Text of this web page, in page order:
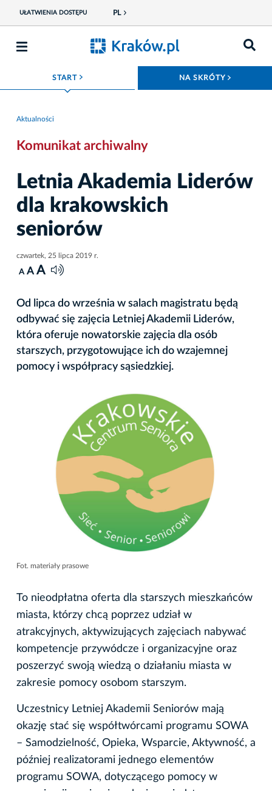
UŁATWIENIA DOSTĘPU PL
START ROZWIŃ MENU NA SKRÓTY
Aktualności
Komunikat archiwalny
Letnia Akademia Liderów
dla krakowskich
seniorów
czwartek, 25 lipca 2019 r.
A A A
Od lipca do września w salach magistratu będą
odbywać się zajęcia Letniej Akademii Liderów,
która oferuje nowatorskie zajęcia dla osób
starszych, przygotowujące ich do wzajemnej
pomocy i współpracy sąsiedzkiej.
Fot. materiały prasowe
To nieodpłatna oferta dla starszych mieszkańców
miasta, którzy chcą poprzez udział w
atrakcyjnych, aktywizujących zajęciach nabywać
kompetencje przywódcze i organizacyjne oraz
poszerzyć swoją wiedzą o działaniu miasta w
zakresie pomocy osobom starszym.
Uczestnicy Letniej Akademii Seniorów mają
okazję stać się współtwórcami programu SOWA
– Samodzielność, Opieka, Wsparcie, Aktywność, a
później realizatorami jednego elementów
programu SOWA, dotyczącego pomocy w